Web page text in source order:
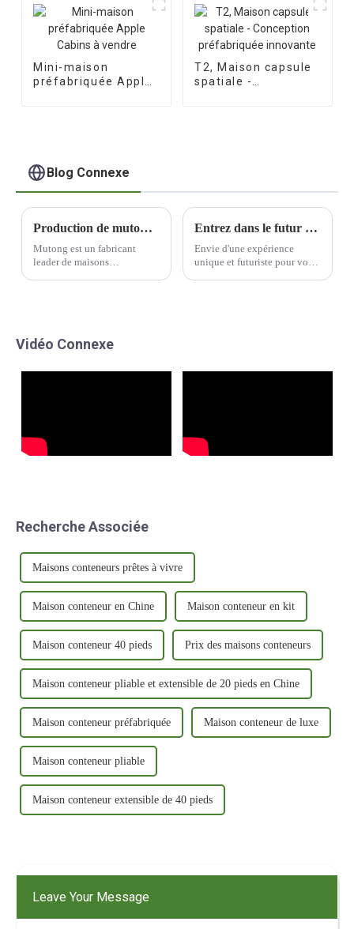
Mini-maison
préfabriquée Apple
T2, Maison capsule
spatiale -
Blog Connexe
Production de mutong pour maisons préfabriquées - la qualité est toujours la première chose pour nous !
Mutong est un fabricant
leader de maisons
devenu une marque de
Entrez dans le futur avec la super capsule spatiale de science-fiction de Soaring
Envie d'une expérience
unique et futuriste pour votre
idéale…
Vidéo Connexe
Recherche Associée
Maisons conteneurs prêtes à vivre
Maison conteneur en Chine Maison conteneur en kit
Maison conteneur 40 pieds Prix ​​des maisons conteneurs
Maison conteneur pliable et extensible de 20 pieds en Chine
Maison conteneur préfabriquée Maison conteneur de luxe
Maison conteneur pliable
Maison conteneur extensible de 40 pieds
Leave Your Message